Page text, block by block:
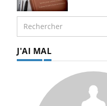
J'AI MAL